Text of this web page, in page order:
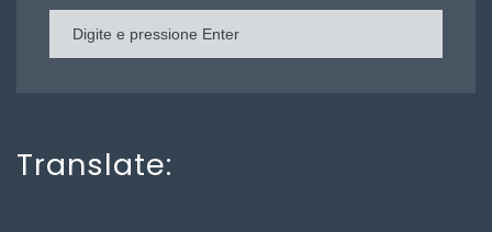
Translate: